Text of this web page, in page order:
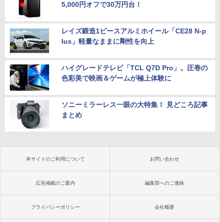
5,000円オフで30万円台！
レイズ鍛造1ピースアルミホイール「CE28 N-p
lus」軽量なままに剛性を向上
ハイグレードテレビ「TCL Q7D Pro」。圧巻の
色彩美で映画＆ゲームが極上体験に
ソニーミラーレス一眼の大特集！ 見どころ記事
まとめ
本サイトのご利用について お問い合わせ
広告掲載のご案内 編集部へのご連絡
プライバシーポリシー 会社概要